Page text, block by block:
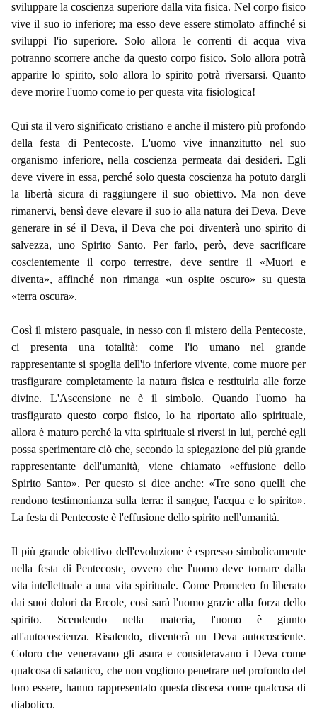
sviluppare la coscienza superiore dalla vita fisica. Nel corpo fisico
vive il suo io inferiore; ma esso deve essere stimolato affinché si
sviluppi l'io superiore. Solo allora le correnti di acqua viva
potranno scorrere anche da questo corpo fisico. Solo allora potrà
apparire lo spirito, solo allora lo spirito potrà riversarsi. Quanto
deve morire l'uomo come io per questa vita fisiologica!
Qui sta il vero significato cristiano e anche il mistero più profondo
della festa di Pentecoste. L'uomo vive innanzitutto nel suo
organismo inferiore, nella coscienza permeata dai desideri. Egli
deve vivere in essa, perché solo questa coscienza ha potuto dargli
la libertà sicura di raggiungere il suo obiettivo. Ma non deve
rimanervi, bensì deve elevare il suo io alla natura dei Deva. Deve
generare in sé il Deva, il Deva che poi diventerà uno spirito di
salvezza, uno Spirito Santo. Per farlo, però, deve sacrificare
coscientemente il corpo terrestre, deve sentire il «Muori e
diventa», affinché non rimanga «un ospite oscuro» su questa
«terra oscura».
Così il mistero pasquale, in nesso con il mistero della Pentecoste,
ci presenta una totalità: come l'io umano nel grande
rappresentante si spoglia dell'io inferiore vivente, come muore per
trasfigurare completamente la natura fisica e restituirla alle forze
divine. L'Ascensione ne è il simbolo. Quando l'uomo ha
trasfigurato questo corpo fisico, lo ha riportato allo spirituale,
allora è maturo perché la vita spirituale si riversi in lui, perché egli
possa sperimentare ciò che, secondo la spiegazione del più grande
rappresentante dell'umanità, viene chiamato «effusione dello
Spirito Santo». Per questo si dice anche: «Tre sono quelli che
rendono testimonianza sulla terra: il sangue, l'acqua e lo spirito».
La festa di Pentecoste è l'effusione dello spirito nell'umanità.
Il più grande obiettivo dell'evoluzione è espresso simbolicamente
nella festa di Pentecoste, ovvero che l'uomo deve tornare dalla
vita intellettuale a una vita spirituale. Come Prometeo fu liberato
dai suoi dolori da Ercole, così sarà l'uomo grazie alla forza dello
spirito. Scendendo nella materia, l'uomo è giunto
all'autocoscienza. Risalendo, diventerà un Deva autocosciente.
Coloro che veneravano gli asura e consideravano i Deva come
qualcosa di satanico, che non vogliono penetrare nel profondo del
loro essere, hanno rappresentato questa discesa come qualcosa di
diabolico.